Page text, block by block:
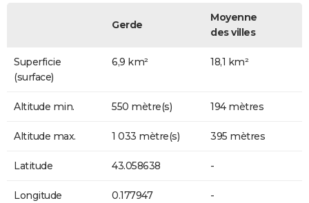
Gerde
Moyenne
des villes
Superficie
(surface)
6,9 km² 18,1 km²
Altitude min. 550 mètre(s) 194 mètres
Altitude max. 1 033 mètre(s) 395 mètres
Latitude 43.058638 -
Longitude 0.177947 -